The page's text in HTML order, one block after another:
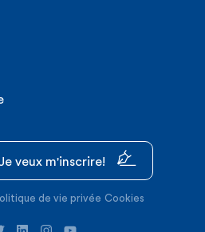
veux m'inscrire!
de vie privée Cookies